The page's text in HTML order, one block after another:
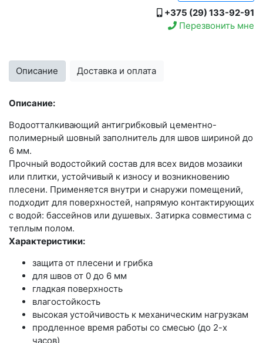
+375 (29) 133-92-91
Перезвонить мне
Описание Доставка и оплата
Описание:
Водоотталкивающий антигрибковый цементно-
полимерный шовный заполнитель для швов шириной до
6 мм.
Прочный водостойкий состав для всех видов мозаики
или плитки, устойчивый к износу и возникновению
плесени. Применяется внутри и снаружи помещений,
подходит для поверхностей, напрямую контактирующих
с водой: бассейнов или душевых. Затирка совместима с
теплым полом.
Характеристики:
защита от плесени и грибка
для швов от 0 до 6 мм
гладкая поверхность
влагостойкость
высокая устойчивость к механическим нагрузкам
продленное время работы со смесью (до 2-х
часов)